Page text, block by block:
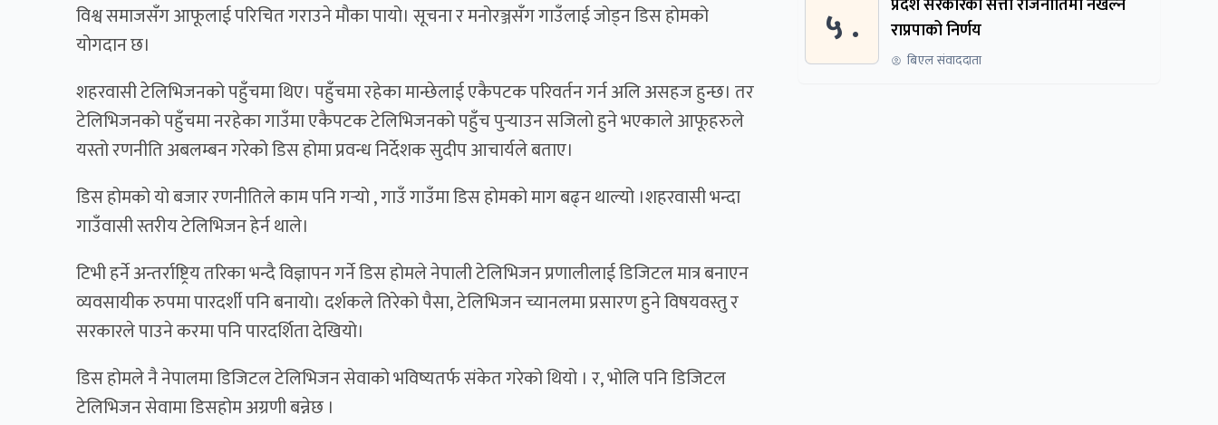
विश्व समाजसँग आफूलाई परिचित गराउने मौका पायो। सूचना र मनोरञ्जसँग गाउँलाई जोड्न डिस होमको
योगदान छ।
शहरवासी टेलिभिजनको पहुँचमा थिए। पहुँचमा रहेका मान्छेलाई एकैपटक परिवर्तन गर्न अलि असहज हुन्छ। तर
टेलिभिजनको पहुँचमा नरहेका गाउँमा एकैपटक टेलिभिजनको पहुँच पुर्‍याउन सजिलो हुने भएकाले आफूहरुले
यस्तो रणनीति अबलम्बन गरेको डिस होमा प्रवन्ध निर्देशकसुदीप आचार्यले बताए।
डिस होमको यो बजार रणनीतिले काम पनि गर्‍यो , गाउँ गाउँमा डिस होमको माग बढ्न थाल्यो ।शहरवासी भन्दा
गाउँवासी स्तरीय टेलिभिजन हेर्न थाले।
टिभी हर्ने अन्तर्राष्ट्रिय तरिका भन्दै विज्ञापन गर्नेडिस होमले नेपाली टेलिभिजन प्रणालीलाई डिजिटल मात्र बनाएन
व्यवसायीक रुपमा पारदर्शी पनि बनायो। दर्शकले तिरेको पैसा, टेलिभिजन च्यानलमा प्रसारण हुने विषयवस्तु र
सरकारले पाउने करमा पनि पारदर्शिता देखियो।
डिस होमले नै नेपालमा डिजिटल टेलिभिजन सेवाको भविष्यतर्फ संकेत गरेको थियो । र, भोलि पनि डिजिटल
टेलिभिजन सेवामा डिसहोम अग्रणी बन्नेछ ।
५ .
राप्रपाको निर्णय
बिएल संवाददाता